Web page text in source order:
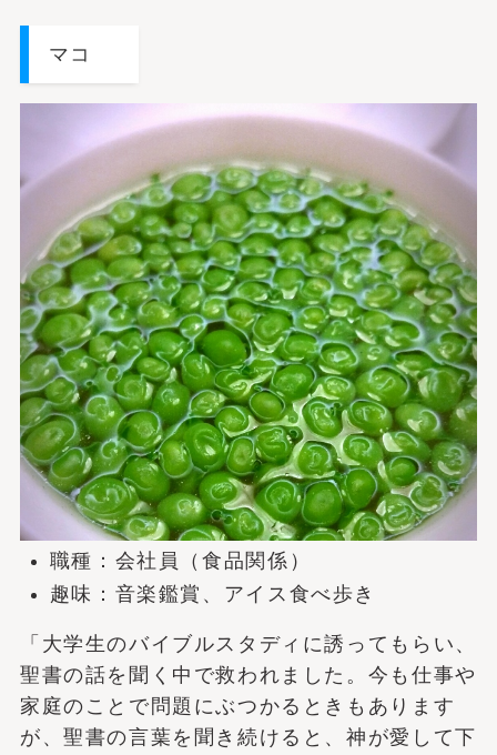
マコ
職種：会社員（食品関係）
趣味：音楽鑑賞、アイス食べ歩き
「大学生のバイブルスタディに誘ってもらい、
聖書の話を聞く中で救われました。今も仕事や
家庭のことで問題にぶつかるときもあります
が、聖書の言葉を聞き続けると、神が愛して下